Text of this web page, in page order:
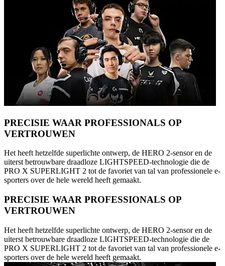
PRECISIE WAAR PROFESSIONALS OP
VERTROUWEN
Het heeft hetzelfde superlichte ontwerp, de HERO 2-sensor en de
uiterst betrouwbare draadloze LIGHTSPEED-technologie die de
PRO X SUPERLIGHT 2 tot de favoriet van tal van professionele e-
sporters over de hele wereld heeft gemaakt.
PRECISIE WAAR PROFESSIONALS OP
VERTROUWEN
Het heeft hetzelfde superlichte ontwerp, de HERO 2-sensor en de
uiterst betrouwbare draadloze LIGHTSPEED-technologie die de
PRO X SUPERLIGHT 2 tot de favoriet van tal van professionele e-
sporters over de hele wereld heeft gemaakt.